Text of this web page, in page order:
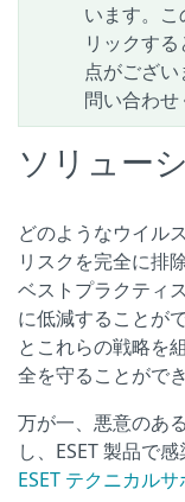
います。
リックす
点がござ
問い合わせ
ソリュー
どのようなウイル
リスクを完全に排
ベストプラクティ
に低減することが
とこれらの戦略を
全を守ることができ
万が一、悪意のあ
し、ESET 製品で
ESET テクニカル